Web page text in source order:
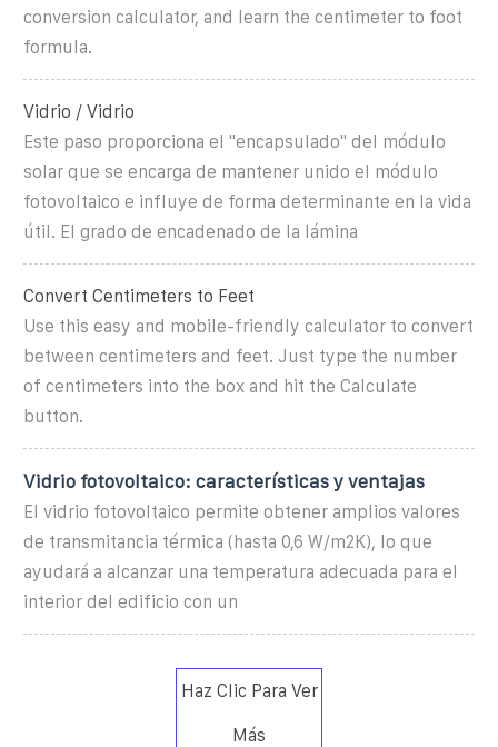
conversion calculator, and learn the centimeter to foot
formula.
Vidrio / Vidrio
Este paso proporciona el "encapsulado" del módulo
solar que se encarga de mantener unido el módulo
fotovoltaico e influye de forma determinante en la vida
útil. El grado de encadenado de la lámina
Convert Centimeters to Feet
Use this easy and mobile-friendly calculator to convert
between centimeters and feet. Just type the number
of centimeters into the box and hit the Calculate
button.
Vidrio fotovoltaico: características y ventajas
El vidrio fotovoltaico permite obtener amplios valores
de transmitancia térmica (hasta 0,6 W/m2K), lo que
ayudará a alcanzar una temperatura adecuada para el
interior del edificio con un
Haz Clic Para Ver
Más